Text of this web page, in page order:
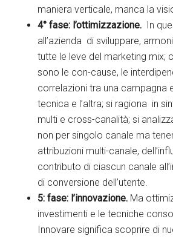
maniera verticale, manca la
4° fase: l’ottimizzazione. In
all’azienda di sviluppare,
tutte le leve del marketing mix;
sono le con-cause, le
correlazioni tra una campagna
tecnica e l’altra; si ragiona in
multi e cross-canalità; si
non per singolo canale ma
attribuzioni multi-canale,
contributo di ciascun canale
di conversione dell’utente.
5: fase: l’innovazione. Ma
investimenti e le tecniche
Innovare significa scoprire di